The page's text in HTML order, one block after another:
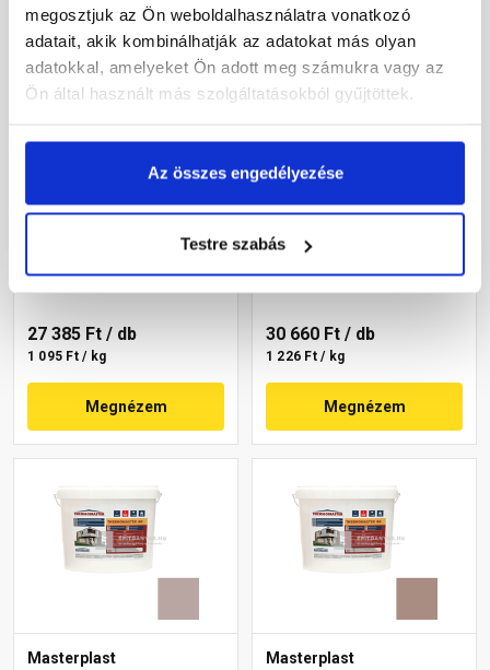
megosztjuk az Ön weboldalhasználatra vonatkozó
adatait, akik kombinálhatják az adatokat más olyan
adatokkal, amelyeket Ön adott meg számukra vagy az
Ön által használt más szolgáltatásokból gyűjtöttek.
Az összes engedélyezése
Testre szabás
Thermomaster akril
vékonyvakolat, kapart 2
Gyártói készleten
27 385 Ft / db
1 095 Ft / kg
Megnézem
Thermomaster szilikon
vékonyvakolat,
gördülőszemcsés 2 mm
14-C 25 kg
Gyártói készleten
30 660 Ft / db
1 226 Ft / kg
Megnézem
Masterplast
Masterplast